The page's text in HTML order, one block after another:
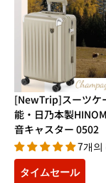
[NewTrip]スーツケ
能・日乃本製
音キャスター 0502
7개의
タイムセール